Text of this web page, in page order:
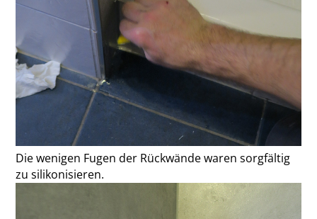
Die wenigen Fugen der Rückwände waren sorgfältig
zu silikonisieren.